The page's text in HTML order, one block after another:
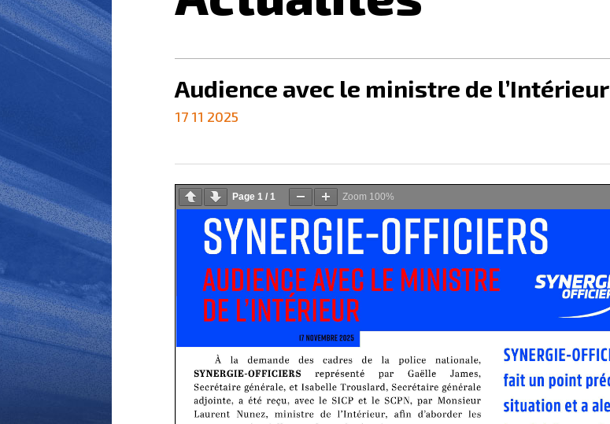
Audience avec le ministre de l’Intérieur
17 11 2025
Page 1 / 1 Zoom 100%